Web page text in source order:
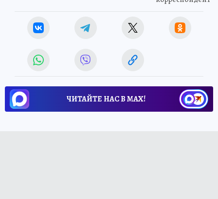
ЧИТАЙТЕ НАС В МАХ!